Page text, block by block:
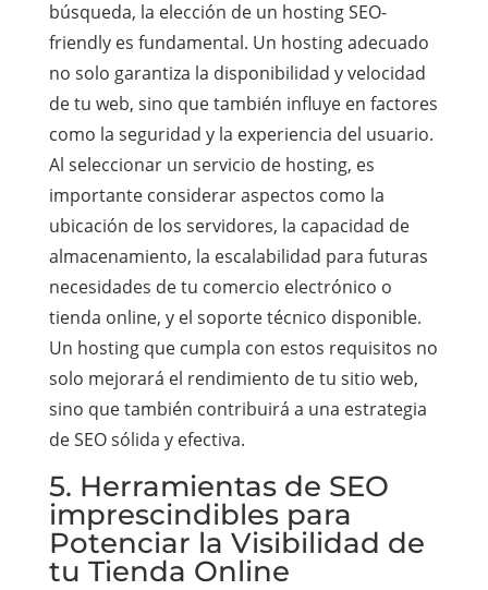
búsqueda, la elección de un hosting SEO-
friendly es fundamental. Un hosting adecuado
no solo garantiza la disponibilidad y velocidad
de tu web, sino que también influye en factores
como la seguridad y la experiencia del usuario.
Al seleccionar un servicio de hosting, es
importante considerar aspectos como la
ubicación de los servidores, la capacidad de
almacenamiento, la escalabilidad para futuras
necesidades de tu comercio electrónico o
tienda online, y el soporte técnico disponible.
Un hosting que cumpla con estos requisitos no
solo mejorará el rendimiento de tu sitio web,
sino que también contribuirá a una estrategia
de SEO sólida y efectiva.
5. Herramientas de SEO
imprescindibles para
Potenciar la Visibilidad de
tu Tienda Online